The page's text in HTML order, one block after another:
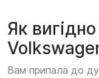
Як
Вам припала до